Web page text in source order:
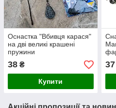
Оснастка "Вбивця карася"
на дві великі крашені
пружини
38 ₴
Купити
37